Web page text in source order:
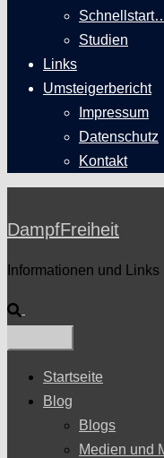
Studien
Links
Umsteigerbericht
Impressum
Datenschutz
Kontakt
DampfFreiheit
Informationen und
Suche
Startseite
Blog
Blogs
Medien und